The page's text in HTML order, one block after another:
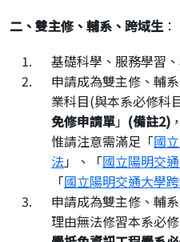
二、雙主修、輔系、跨域生 ：
基礎科學、服務學習
申請成為雙主修、輔
業科目(與本系必修科
免修申請單」 (備註2)
惟請注意需滿足「國
法」、「國立陽明交
「國立陽明交通大學
申請成為雙主修、輔
理由無法修習本系必